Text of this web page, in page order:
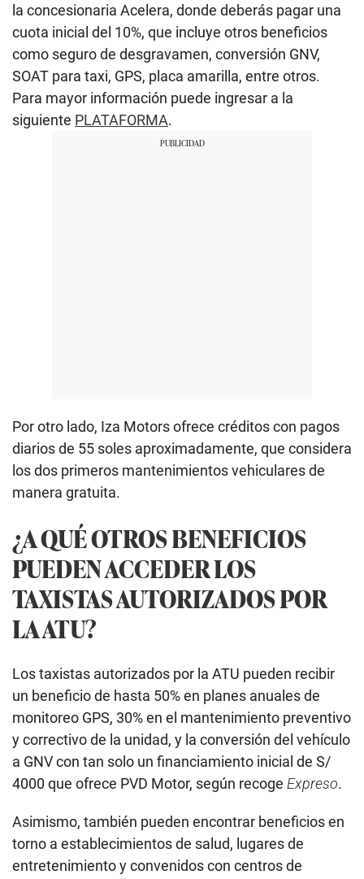
la concesionaria Acelera, donde deberás pagar una
cuota inicial del 10%, que incluye otros beneficios
como seguro de desgravamen, conversión GNV,
SOAT para taxi, GPS, placa amarilla, entre otros.
Para mayor información puede ingresar a la
siguiente PLATAFORMA.
Por otro lado, Iza Motors ofrece créditos con pagos
diarios de 55 soles aproximadamente, que considera
los dos primeros mantenimientos vehiculares de
manera gratuita.
¿A QUÉ OTROS BENEFICIOS
PUEDEN ACCEDER LOS
TAXISTAS AUTORIZADOS POR
LA ATU?
Los taxistas autorizados por la ATU pueden recibir
un beneficio de hasta 50% en planes anuales de
monitoreo GPS, 30% en el mantenimiento preventivo
y correctivo de la unidad, y la conversión del vehículo
a GNV con tan solo un financiamiento inicial de S/
4000 que ofrece PVD Motor, según recoge Expreso.
Asimismo, también pueden encontrar beneficios en
torno a establecimientos de salud, lugares de
entretenimiento y convenidos con centros de